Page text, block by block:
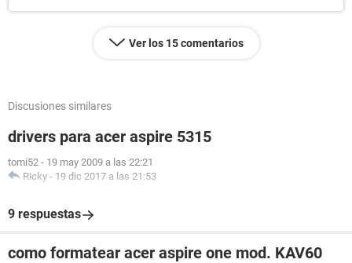
Ver los 15 comentarios
Discusiones similares
drivers para acer aspire 5315
tomi52 - 19 may 2009 a las 22:21
Ricky - 19 dic 2017 a las 21:53
9 respuestas
como formatear acer aspire one mod. KAV60